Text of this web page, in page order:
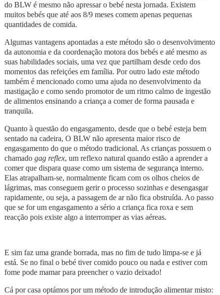
do BLW é mesmo não apressar o bebé nesta jornada. Existem
muitos bebés que até aos 8/9 meses comem apenas pequenas
quantidades de comida.
Algumas vantagens apontadas a este método são o desenvolvimento
da autonomia e da coordenação motora dos bebés e até mesmo as
suas habilidades sociais, uma vez que partilham desde cedo dos
momentos das refeiçóes em família. Por outro lado este método
também é mencionado como uma ajuda no desenvolvimento da
mastigação e como sendo promotor de um ritmo calmo de ingestão
de alimentos ensinando a criança a comer de forma pausada e
tranquila.
Quanto à questão do engasgamento, desde que o bebé esteja bem
sentado na cadeira, O BLW não apresenta maior risco de
engasgamento do que o método tradicional. As crianças possuem o
chamado gag reflex, um reflexo natural quando estão a aprender a
comer que dispara quase como um sistema de segurança interno.
Elas atrapalham-se, normalmente ficam com os olhos cheios de
lágrimas, mas conseguem gerir o processo sozinhas e desengasgar
rapidamente, ou seja, a passagem de ar não fica obstruída. Ao passo
que se for um engasgamento a sério a criança fica roxa e sem
reacção pois existe algo a interromper as vias aéreas.
E sim faz uma grande borrada, mas no fim de tudo limpa-se e já
está. Se no final o bebé tiver comido pouco ou nada e estiver com
fome pode mamar para preencher o vazio deixado!
Cá por casa optámos por um método de introdução alimentar misto: